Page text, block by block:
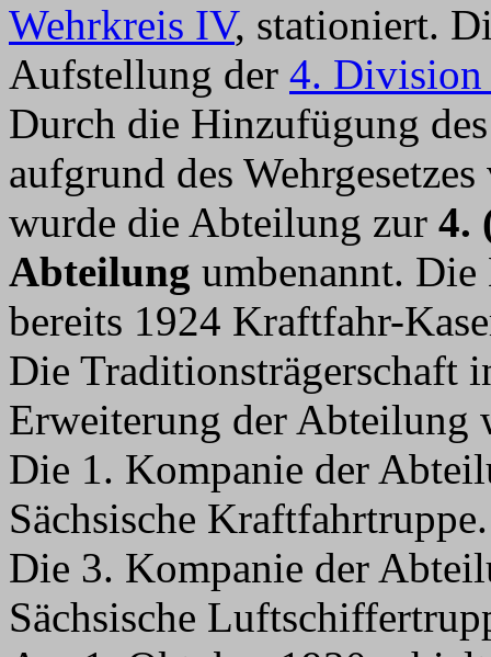
Wehrkreis IV, stationiert.
Aufstellung der 4. Division
Durch die Hinzufügung
aufgrund des
wurde die Abteilung zur 4.
Abteilung umbenannt. Die
bereits 1924 Kraftfahr-
Die Traditionsträgerschaft
Erweiterung der
Die 1. Kompanie der
Sächsische Kraftfahrtruppe.
Die 3. Kompanie der
Sächsische